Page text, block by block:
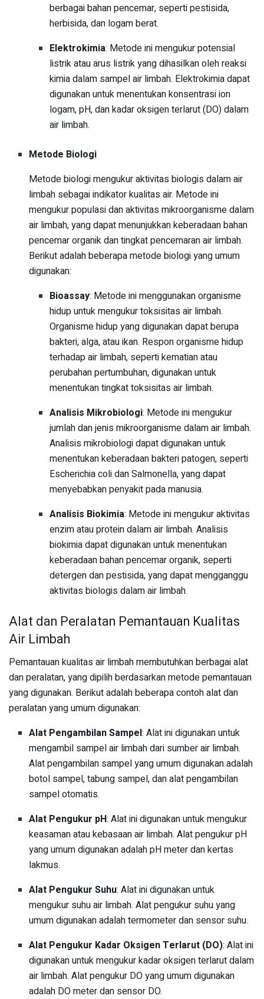
berbagai bahan pencemar, seperti pestisida,
herbisida, dan logam berat.
Elektrokimia: Metode ini mengukur potensial
listrik atau arus listrik yang dihasilkan oleh reaksi
kimia dalam sampel air limbah. Elektrokimia dapat
digunakan untuk menentukan konsentrasi ion
logam, pH, dan kadar oksigen terlarut (DO) dalam
air limbah.
Metode Biologi
Metode biologi mengukur aktivitas biologis dalam air
limbah sebagai indikator kualitas air. Metode ini
mengukur populasi dan aktivitas mikroorganisme dalam
air limbah, yang dapat menunjukkan keberadaan bahan
pencemar organik dan tingkat pencemaran air limbah.
Berikut adalah beberapa metode biologi yang umum
digunakan:
Bioassay: Metode ini menggunakan organisme
hidup untuk mengukur toksisitas air limbah.
Organisme hidup yang digunakan dapat berupa
bakteri, alga, atau ikan. Respon organisme hidup
terhadap air limbah, seperti kematian atau
perubahan pertumbuhan, digunakan untuk
menentukan tingkat toksisitas air limbah.
Analisis Mikrobiologi: Metode ini mengukur
jumlah dan jenis mikroorganisme dalam air limbah.
Analisis mikrobiologi dapat digunakan untuk
menentukan keberadaan bakteri patogen, seperti
Escherichia coli dan Salmonella, yang dapat
menyebabkan penyakit pada manusia.
Analisis Biokimia: Metode ini mengukur aktivitas
enzim atau protein dalam air limbah. Analisis
biokimia dapat digunakan untuk menentukan
keberadaan bahan pencemar organik, seperti
detergen dan pestisida, yang dapat mengganggu
aktivitas biologis dalam air limbah.
Alat dan Peralatan Pemantauan Kualitas
Air Limbah
Pemantauan kualitas air limbah membutuhkan berbagai alat
dan peralatan, yang dipilih berdasarkan metode pemantauan
yang digunakan. Berikut adalah beberapa contoh alat dan
peralatan yang umum digunakan:
Alat Pengambilan Sampel: Alat ini digunakan untuk
mengambil sampel air limbah dari sumber air limbah.
Alat pengambilan sampel yang umum digunakan adalah
botol sampel, tabung sampel, dan alat pengambilan
sampel otomatis.
Alat Pengukur pH: Alat ini digunakan untuk mengukur
keasaman atau kebasaan air limbah. Alat pengukur pH
yang umum digunakan adalah pH meter dan kertas
lakmus.
Alat Pengukur Suhu: Alat ini digunakan untuk
mengukur suhu air limbah. Alat pengukur suhu yang
umum digunakan adalah termometer dan sensor suhu.
Alat Pengukur Kadar Oksigen Terlarut (DO): Alat ini
digunakan untuk mengukur kadar oksigen terlarut dalam
air limbah. Alat pengukur DO yang umum digunakan
adalah DO meter dan sensor DO.